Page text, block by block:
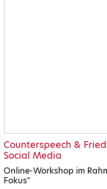
Counterspeech &
Social Media
Online-Workshop im
Fokus"